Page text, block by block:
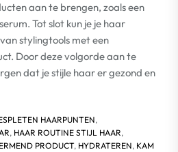
aan te brengen, zoals een
Tot slot kun je je haar
stylingtools met een
Door deze volgorde aan te
dat je stijle haar er gezond en
HAARPUNTEN,
, HAAR ROUTINE STIJL HAAR,
PRODUCT, HYDRATEREN, KAM